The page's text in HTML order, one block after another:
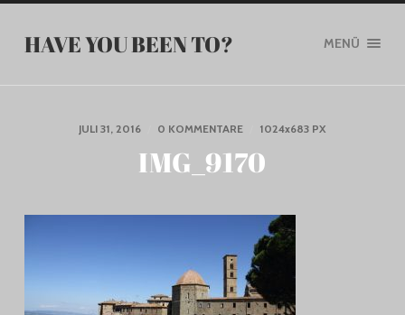
HAVE YOU BEEN TO? MENÜ
JULI 31, 2016 0 KOMMENTARE 1024x683 PX
IMG_9170